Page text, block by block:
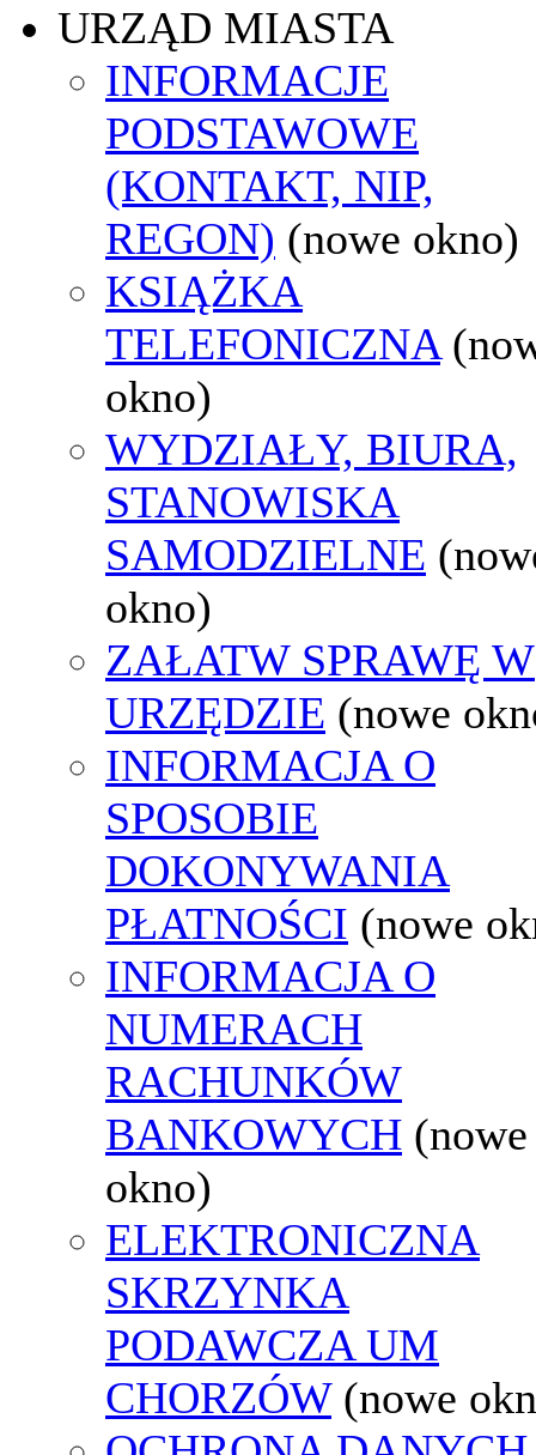
URZĄD MIASTA
INFORMACJE
PODSTAWOWE
(KONTAKT, NIP,
REGON) (nowe okno)
KSIĄŻKA
TELEFONICZNA
okno)
WYDZIAŁY, BIURA,
STANOWISKA
SAMODZIELNE
okno)
ZAŁATW SPRAWĘ W
URZĘDZIE (nowe
INFORMACJA O
SPOSOBIE
DOKONYWANIA
PŁATNOŚCI (nowe
INFORMACJA O
NUMERACH
RACHUNKÓW
BANKOWYCH (nowe
okno)
ELEKTRONICZNA
SKRZYNKA
PODAWCZA UM
CHORZÓW (nowe